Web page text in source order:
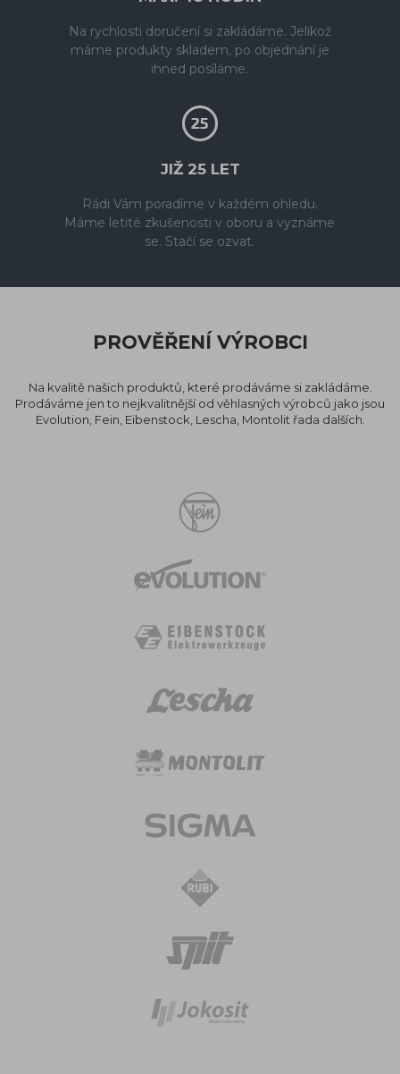
Na rychlosti doručení si zakládáme. Jelikož
máme produkty skladem, po objednání je
ihned posíláme.
JIŽ 25 LET
Rádi Vám poradíme v každém ohledu.
Máme letité zkušenosti v oboru a vyznáme
se. Stačí se ozvat.
PROVĚŘENÍ VÝROBCI
Na kvalitě našich produktů, které prodáváme si zakládáme.
Prodáváme jen to nejkvalitnější od věhlasných výrobců jako jsou
Evolution, Fein, Eibenstock, Lescha, Montolit řada dalších.